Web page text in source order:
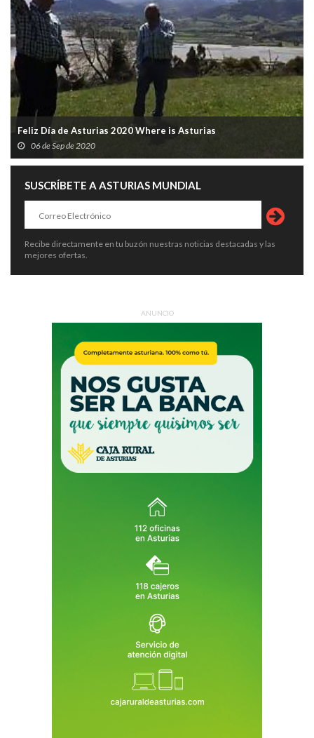
Feliz Día de Asturias 2020 Where is Asturias
06 de Sep de 2020
SUSCRÍBETE A ASTURIAS MUNDIAL
Recibe directamente en tu buzón nuestras noticias destacadas y las
mejores ofertas.
ANUNCIO